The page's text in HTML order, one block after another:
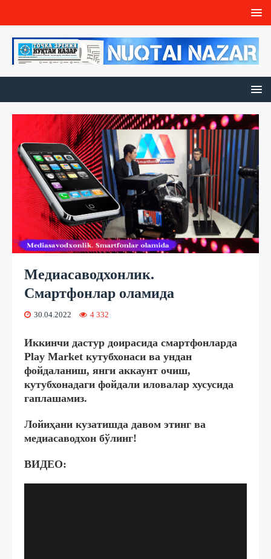
Медиасаводхонлик.
Смартфонлар оламида
30.04.2022 4 332
Иккинчи дастур доирасида смартфонларда
Play Market кутубхонаси ва ундан
фойдаланиш, янги аккаунт очиш,
кутубхонадаги фойдали иловалар хусусида
гаплашамиз.
Лойиҳани кузатишда давом этинг ва
медиасаводхон бўлинг!
ВИДЕО: